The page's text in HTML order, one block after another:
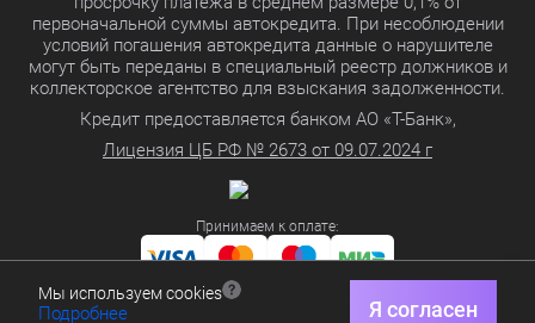
первоначальной суммы автокредита. При несоблюдении
условий погашения автокредита данные о нарушителе
могут быть переданы в специальный реестр должников и
коллекторское агентство для взыскания задолженности.
Кредит предоставляется банком АО «Т-Банк»,
Лицензия ЦБ РФ № 2673 от 09.07.2024 г
Принимаем к оплате:
Политика в отношении обработки персональных данных
Мы используем cookies
Подробнее Я согласен